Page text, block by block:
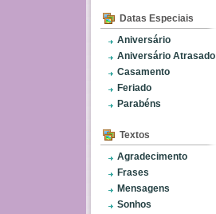
Datas Especiais
Aniversário
Aniversário Atrasado
Casamento
Feriado
Parabéns
Textos
Agradecimento
Frases
Mensagens
Sonhos